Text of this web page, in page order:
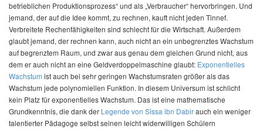
betrieblichen Produktionsprozess“ und als „Verbraucher“ hervorbringen. Und
jemand, der auf die Idee kommt, zu rechnen, kauft nicht jeden Tinnef.
Verbreitete Rechenfähigkeiten sind schlecht für die Wirtschaft. Außerdem
glaubt jemand, der rechnen kann, auch nicht an ein unbegrenztes Wachstum
auf begrenztem Raum, und zwar aus genau dem gleichen Grund nicht, aus
dem er auch nicht an eine Geldverdoppelmaschine glaubt: Exponentielles
Wachstum ist auch bei sehr geringen Wachstumsraten größer als das
Wachstum jede polynomiellen Funktion. In diesem Universum ist schlicht
kein Platz für exponentielles Wachstum. Das ist eine mathematische
Grundkenntnis, die dank der Legende von Sissa ibn Dabirauch ein weniger
talentierter Pädagoge selbst seinen leicht widerwilligen Schülern